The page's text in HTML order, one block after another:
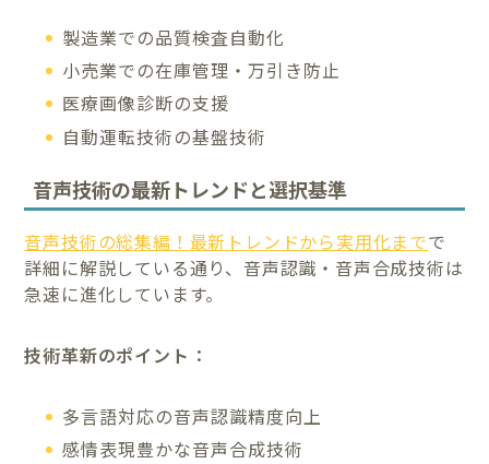
製造業での品質検査自動化
小売業での在庫管理・万引き防止
医療画像診断の支援
自動運転技術の基盤技術
音声技術の最新トレンドと選択基準
音声技術の総集編！最新トレンドから実用化までで
詳細に解説している通り、音声認識・音声合成技術は
急速に進化しています。
技術革新のポイント：
多言語対応の音声認識精度向上
感情表現豊かな音声合成技術